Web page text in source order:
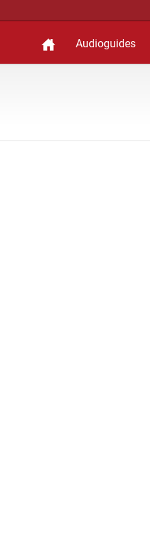
Audioguides